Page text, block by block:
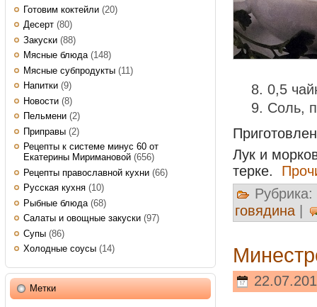
Готовим коктейли (20)
Десерт (80)
Закуски (88)
Мясные блюда(148)
Мясные субпродукты (11)
Напитки (9)
Новости (8)
Пельмени (2)
Приправы (2)
Рецепты к системе минус 60 от
Екатерины Миримановой (656)
Рецепты православной кухни (66)
Русская кухня (10)
Рыбные блюда (68)
Салаты и овощные закуски (97)
Супы (86)
Холодные соусы (14)
Метки
0,5
Соль,
Лук и
терке.
Рубрика:
говядина